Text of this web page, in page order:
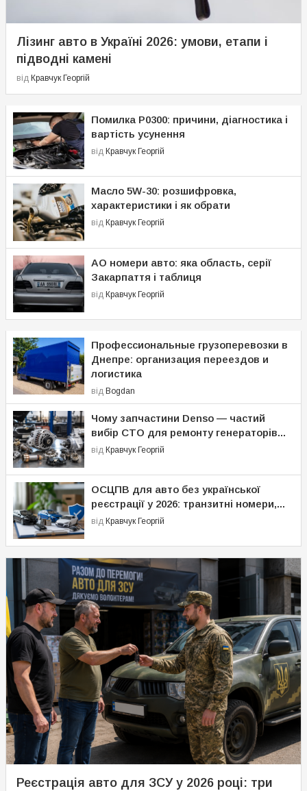
Лізинг авто в Україні 2026: умови, етапи і
підводні камені
від Кравчук Георгій
Помилка P0300: причини, діагностика і
вартість усунення
від Кравчук Георгій
Масло 5W-30: розшифровка,
характеристики і як обрати
від Кравчук Георгій
АО номери авто: яка область, серії
Закарпаття і таблиця
від Кравчук Георгій
Профессиональные грузоперевозки в
Днепре: организация переездов и
логистика
від Bogdan
Чому запчастини Denso — частий
вибір СТО для ремонту генераторів...
від Кравчук Георгій
ОСЦПВ для авто без української
реєстрації у 2026: транзитні номери,...
від Кравчук Георгій
Реєстрація авто для ЗСУ у 2026 році: три